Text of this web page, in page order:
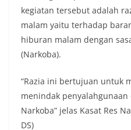
kegiatan tersebut adalah
malam yaitu terhadap
hiburan malam dengan
(Narkoba).
“Razia ini bertujuan untuk
menindak
Narkoba” jelas Kasat Res
DS)